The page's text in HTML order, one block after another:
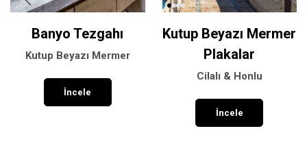
Banyo Tezgahı
Kutup Beyazı Mermer
İncele
Kutup Beyazı Mermer
Plakalar
Cilalı & Honlu
İncele